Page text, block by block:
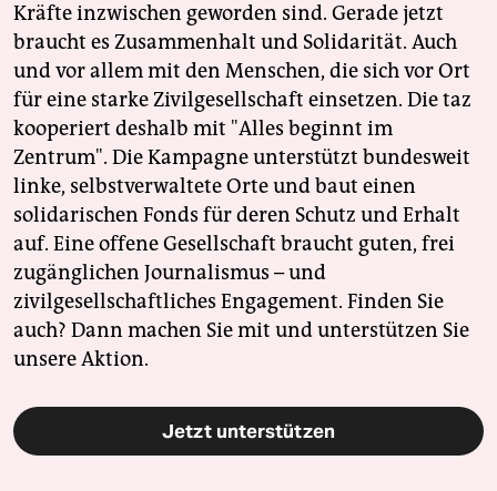
Kräfte inzwischen geworden sind. Gerade jetzt
braucht es Zusammenhalt und Solidarität. Auch
und vor allem mit den Menschen, die sich vor Ort
für eine starke Zivilgesellschaft einsetzen. Die taz
kooperiert deshalb mit "Alles beginnt im
Zentrum". Die Kampagne unterstützt bundesweit
linke, selbstverwaltete Orte und baut einen
solidarischen Fonds für deren Schutz und Erhalt
auf. Eine offene Gesellschaft braucht guten, frei
zugänglichen Journalismus – und
zivilgesellschaftliches Engagement. Finden Sie
auch? Dann machen Sie mit und unterstützen Sie
unsere Aktion.
Jetzt unterstützen